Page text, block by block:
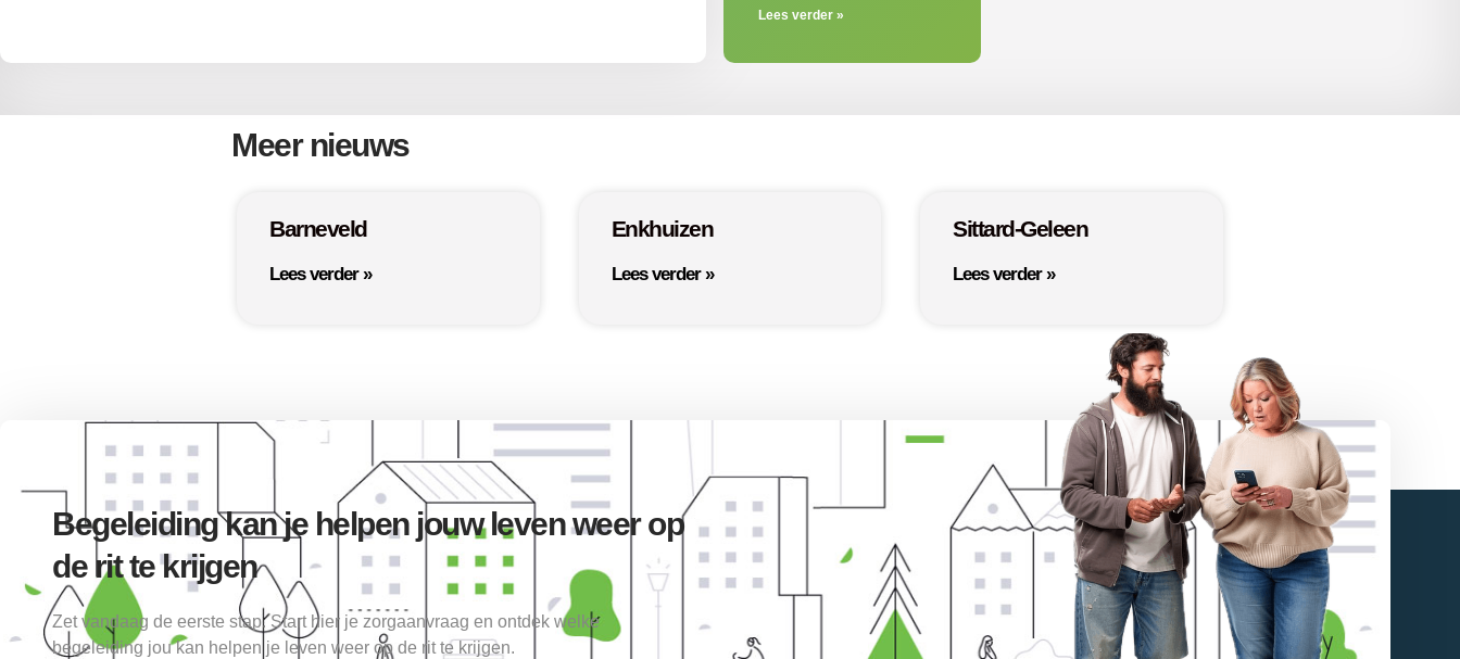
Lees verder »
Meer nieuws
Barneveld
Lees verder »
Enkhuizen
Lees verder »
Sittard-Geleen
Lees verder »
Begeleiding kan je helpen jouw leven weer op
de rit te krijgen
Zet vandaag de eerste stap. Start hier je zorgaanvraag en ontdek welke
begeleiding jou kan helpen je leven weer op de rit te krijgen.